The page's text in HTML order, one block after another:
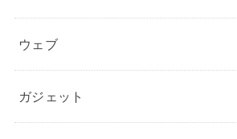
ウェブ
ガジェット